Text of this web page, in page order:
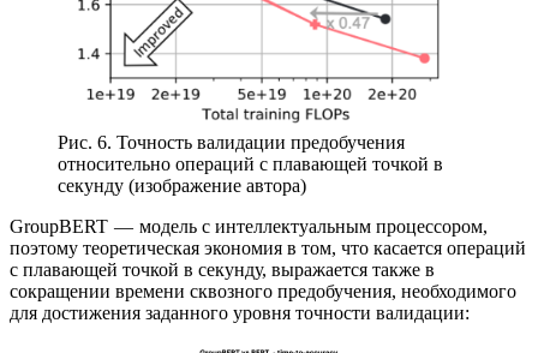
Рис. 6. Точность валидации предобучения
относительно операций с плавающей точкой в
секунду (изображение автора)
GroupBERT — модель с интеллектуальным процессором,
поэтому теоретическая экономия в том, что касается операций
с плавающей точкой в секунду, выражается также в
сокращении времени сквозного предобучения, необходимого
для достижения заданного уровня точности валидации: